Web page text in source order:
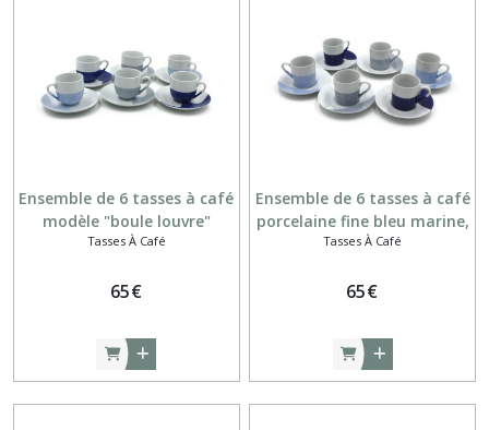
Ensemble de 6 tasses à café
modèle "boule louvre"
porcelaine fine bleu marine,
Tasses À Café
65€
Ensemble de 6 tasses à café
porcelaine fine bleu marine,
bleu clair et gris bleu
Tasses À Café
65€
Assiettes
rondes
(22)
(6)
Coquetiers